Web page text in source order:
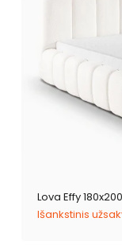
Lova Effy 180x200
Išankstinis